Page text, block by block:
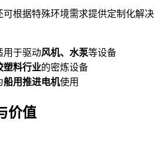
根据特殊环境需求提供定制化解决
用于驱动风机、水泵等设备
塑料行业的密炼设备
船用推进电机使用
价值